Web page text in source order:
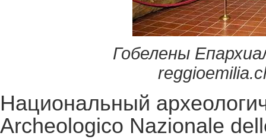
Гобелены
reggioemilia.
Национальный
Archeologico Nazionale